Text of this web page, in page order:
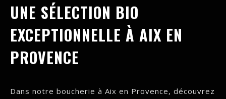
UNE SÉLECTION BIO
EXCEPTIONNELLE À AIX EN
PROVENCE
Dans notre boucherie à Aix en Provence, découvrez